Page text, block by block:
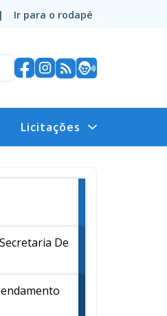
Ir para o rodapé
Licitações
De